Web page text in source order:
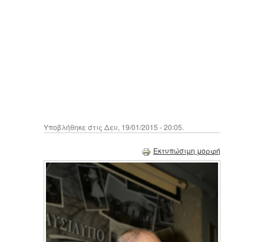
Υποβλήθηκε στις Δευ, 19/01/2015 - 20:05.
Εκτυπώσιμη μορφή